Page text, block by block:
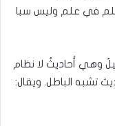
في علم وليس سبا
وهي أَحاديثُ لا نظام
تشبه الباطل. ويقال: